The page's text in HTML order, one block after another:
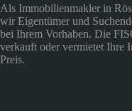
Als Immobilienmakler in
wir Eigentümer und
bei Ihrem Vorhaben. Die
verkauft oder vermietet Ihre
Preis.